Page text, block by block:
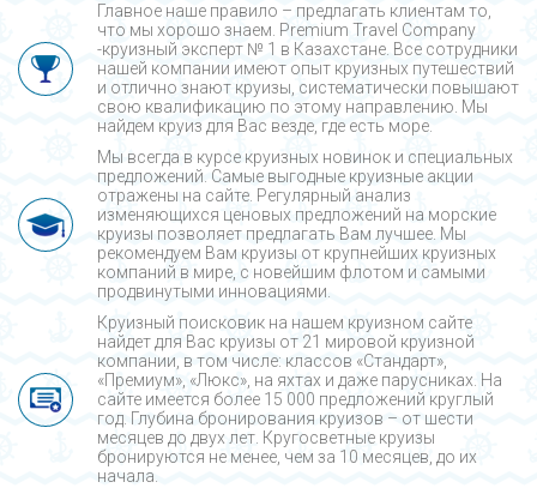
Главное наше правило – предлагать клиентам то,
что мы хорошо знаем. Premium Travel Company
-круизный эксперт № 1 в Казахстане. Все сотрудники
нашей компании имеют опыт круизных путешествий
и отлично знают круизы, систематически повышают
свою квалификацию по этому направлению. Мы
найдем круиз для Вас везде, где есть море.
Мы всегда в курсе круизных новинок и специальных
предложений. Самые выгодные круизные акции
отражены на сайте. Регулярный анализ
изменяющихся ценовых предложений на морские
круизы позволяет предлагать Вам лучшее. Мы
рекомендуем Вам круизы от крупнейших круизных
компаний в мире, с новейшим флотом и самыми
продвинутыми инновациями.
Круизный поисковик на нашем круизном сайте
найдет для Вас круизы от 21 мировой круизной
компании, в том числе: классов «Стандарт»,
«Премиум», «Люкс», на яхтах и даже парусниках. На
сайте имеется более 15 000 предложений круглый
год. Глубина бронирования круизов – от шести
месяцев до двух лет. Кругосветные круизы
бронируются не менее, чем за 10 месяцев, до их
начала.